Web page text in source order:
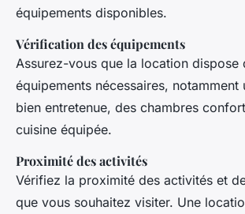
équipements disponibles.
Vérification des équipements
Assurez-vous que la location dispose
équipements nécessaires, notamment
bien entretenue, des chambres
cuisine équipée.
Proximité des activités
Vérifiez la proximité des activités et
que vous souhaitez visiter. Une